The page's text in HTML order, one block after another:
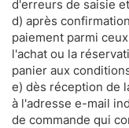
d'erreurs de saisie
d) après
paiement parmi
l'achat ou la
panier aux
e) dès réception de
à l'adresse e-mail
de commande qui